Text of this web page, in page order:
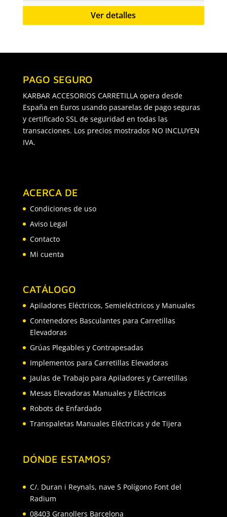
Ver detalles
PAGO SEGURO
KARBAR ACCESORIOS CARRETILLA opera desde
España en Euros usando pasarelas de pago seguras
y certificado SSL de seguridad en todas las
transacciones. Los precios mostrados NO INCLUYEN
IVA.
ACERCA DE
Condiciones de uso
Aviso Legal
Contacto
Mi cuenta
CATÁLOGO
Apiladores Eléctricos, Semieléctricos y Manuales
Contenedores Basculantes para Carretillas
Elevadoras
Grúas Plegables y Contrapesadas
Implementos para Carretillas Elevadoras
Jaulas de Trabajo para Apiladores y Carretillas
Mesas Elevadoras Manuales y Eléctricas
Robots de Enfardado
Transpaletas Manuales Eléctricas y de Tijera
DÓNDE ESTAMOS?
C/. Duran i Reynals, nave 5 Polígono Font del
Radium
08403 Granollers Barcelona